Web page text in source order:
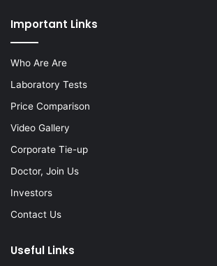
Important Links
Who Are Are
Laboratory Tests
Price Comparison
Video Gallery
Corporate Tie-up
Doctor, Join Us
Investors
Contact Us
Useful Links